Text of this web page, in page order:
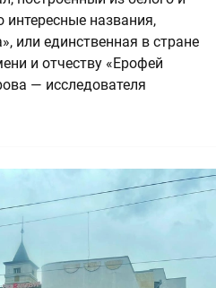
интересные названия,
или единственная в стране
и отчеству «Ерофей
— исследователя